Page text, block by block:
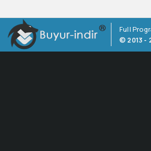
Full
© 2013 -